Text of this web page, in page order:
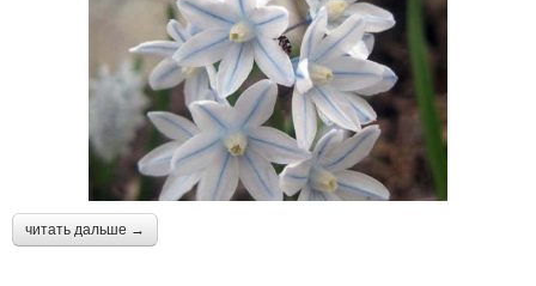
читать дальше →